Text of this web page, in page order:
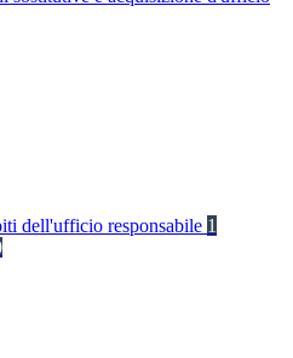
dell'ufficio responsabile 1